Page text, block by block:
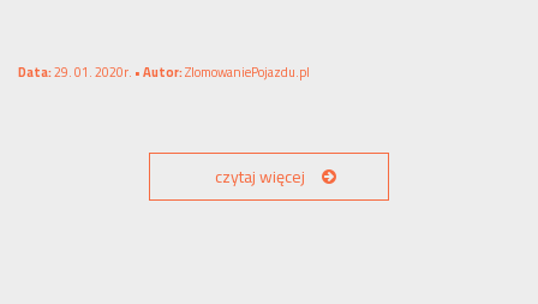
Data:29. 01. 2020r. •Autor:ZlomowaniePojazdu.pl
czytaj więcej